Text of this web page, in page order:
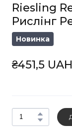
Riesling
Рислінг
Новинка
₴451,5 UAH